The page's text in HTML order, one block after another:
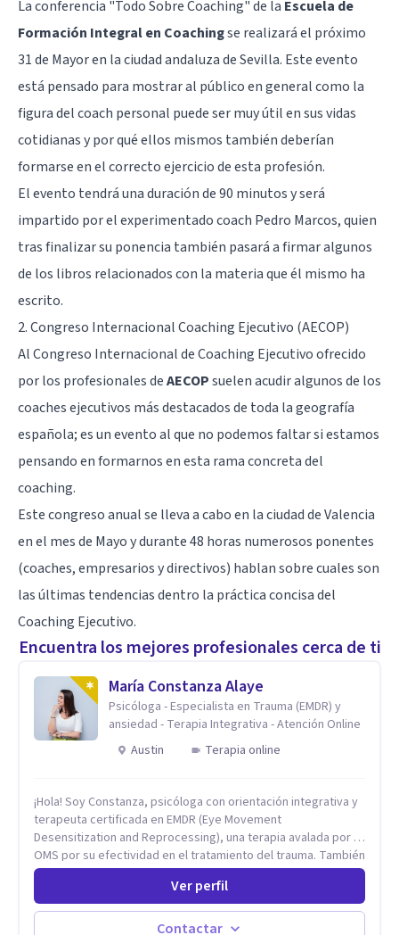
La conferencia "Todo Sobre Coaching" de la Escuela de
Formación Integral en Coachingse realizará el próximo
31 de Mayor en la ciudad andaluza de Sevilla. Este evento
está pensado para mostrar al público en general como la
figura del coach personal puede ser muy útil en sus vidas
cotidianas y por qué ellos mismos también deberían
formarse en el correcto ejercicio de esta profesión.
El evento tendrá una duración de 90 minutos y será
impartido por el experimentado coach Pedro Marcos, quien
tras finalizar su ponencia también pasará a firmar algunos
de los libros relacionados con la materia que él mismo ha
escrito.
2. Congreso Internacional Coaching Ejecutivo (AECOP)
Al Congreso Internacional de Coaching Ejecutivo ofrecido
por los profesionales deAECOPsuelen acudir algunos de los
coaches ejecutivos más destacados de toda la geografía
española; es un evento al que no podemos faltar si estamos
pensando en formarnos en esta rama concreta del
coaching.
Este congreso anual se lleva a cabo en la ciudad de Valencia
en el mes de Mayo y durante 48 horas numerosos ponentes
(coaches, empresarios y directivos) hablan sobre cuales son
las últimas tendencias dentro la práctica concisa del
Coaching Ejecutivo.
Encuentra los mejores profesionales cerca de ti
María Constanza Alaye
Psicóloga - Especialista en Trauma (EMDR) y
ansiedad - Terapia Integrativa - Atención Online
Austin
Terapia online
¡Hola! Soy Constanza, psicóloga con orientación integrativa y
terapeuta certificada en EMDR (Eye Movement
Desensitization and Reprocessing), una terapia avalada por la
OMS por su efectividad en el tratamiento del trauma. También
estoy certificada en Prácticas Informadas en Trauma (CPT-I)
por la Asociación Internacional de Psicotraumatología. Creo
en la importancia de una primera sesión personalizada, donde
puedas contarme qué te trae por aquí, conocer mi forma de
Ver perfil
Contactar